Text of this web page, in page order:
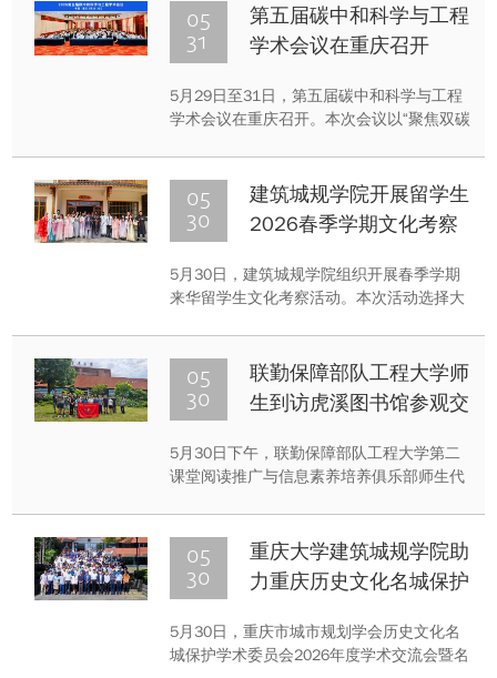
书记毛超、副书记张雄、院务办公室主任周
放、工程管理系甘琳老师、工程造价系曹轲
老师、校友办公室主任徐飞波、学生办公室
05
31
第五届碳中和科学与工程
学术会议在重庆召开
5月29日至31日，第五届碳中和科学与工程
学术会议在重庆召开。本次会议以“聚焦双碳
织的300余位专家学者和青年学子参会。
05
30
建筑城规学院开展留学生
2026春季学期文化考察
5月30日，建筑城规学院组织开展春季学期
来华留学生文化考察活动。本次活动选择大
文化魅力。学院20余名留学生、留学生导
师、任课教师及留学生班主任参与了本次活
动。
05
30
联勤保障部队工程大学师
生到访虎溪图书馆参观交
5月30日下午，联勤保障部队工程大学第二
课堂阅读推广与信息素养培养俱乐部师生代
05
30
重庆大学建筑城规学院助
力重庆历史文化名城保护
5月30日，重庆市城市规划学会历史文化名
城保护学术委员会2026年度学术交流会暨名